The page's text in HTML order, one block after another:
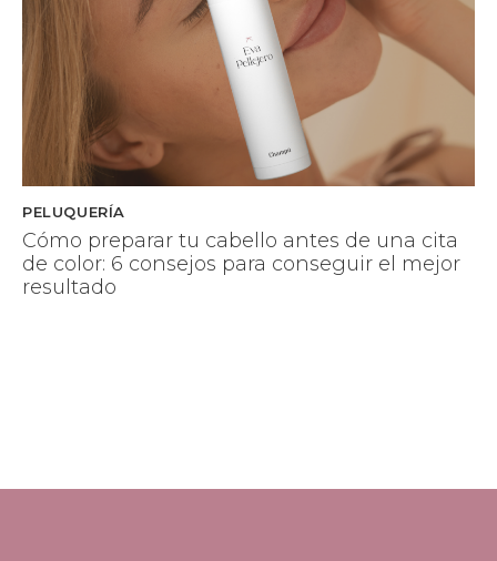
PELUQUERÍA
Cómo preparar tu cabello antes de una cita
de color: 6 consejos para conseguir el mejor
resultado